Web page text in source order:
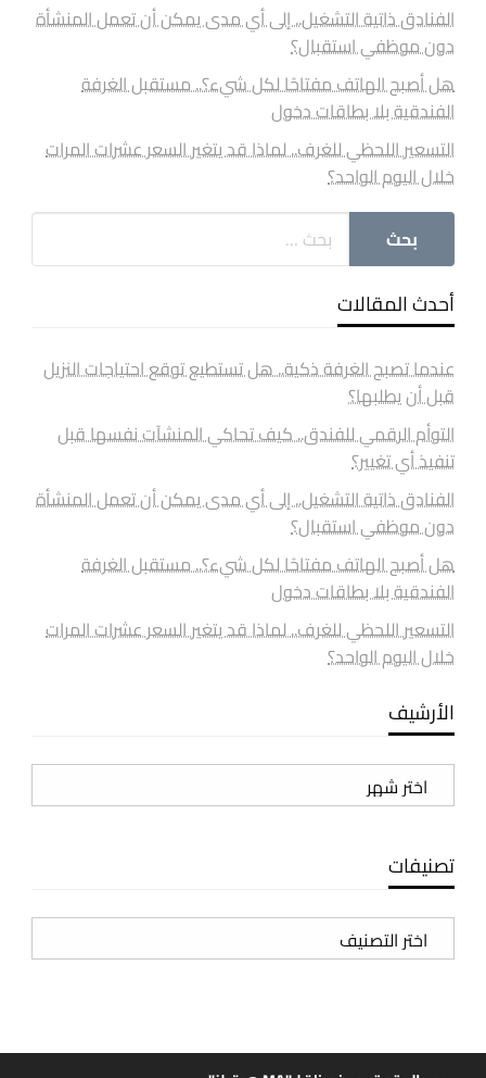
الفنادق ذاتية التشغيل.. إلى أي مدى يمكن أن تعمل المنشأة
دون موظفي استقبال؟
هل أصبح الهاتف مفتاحًا لكل شيء؟.. مستقبل الغرفة
الفندقية بلا بطاقات دخول
التسعير اللحظي للغرف.. لماذا قد يتغير السعر عشرات المرات
خلال اليوم الواحد؟
أحدث المقالات
عندما تصبح الغرفة ذكية.. هل تستطيع توقع احتياجات النزيل
قبل أن يطلبها؟
التوأم الرقمي للفندق.. كيف تحاكي المنشآت نفسها قبل
تنفيذ أي تغيير؟
الفنادق ذاتية التشغيل.. إلى أي مدى يمكن أن تعمل المنشأة
دون موظفي استقبال؟
هل أصبح الهاتف مفتاحًا لكل شيء؟.. مستقبل الغرفة
الفندقية بلا بطاقات دخول
التسعير اللحظي للغرف.. لماذا قد يتغير السعر عشرات المرات
خلال اليوم الواحد؟
الأرشيف
الأرشيف
تصنيفات
تصنيفات